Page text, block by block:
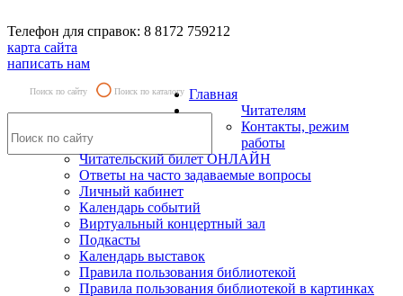
Телефон для справок: 8 8172 759212
карта сайта
написать нам
Поиск по сайту Поиск по каталогу Главная
Читателям
Контакты, режим
работы
Читательский билет ОНЛАЙН
Ответы на часто задаваемые вопросы
Личный кабинет
Календарь событий
Виртуальный концертный зал
Подкасты
Календарь выставок
Правила пользования библиотекой
Правила пользования библиотекой в картинках